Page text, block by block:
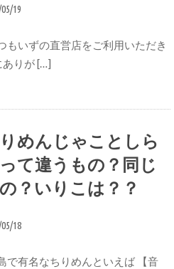
19
もいずの直営店をご利用いただき
ありが […]
めんじゃことしら
て違うもの？同じ
？いりこは？？
18
で有名なちりめんといえば 【音